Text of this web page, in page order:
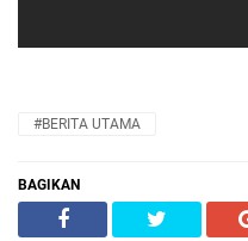
#BERITA UTAMA
BAGIKAN